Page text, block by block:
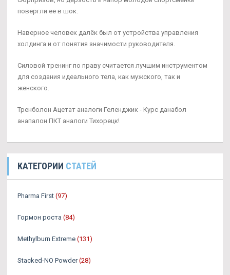
повергли ее в шок.
Наверное человек далёк был от устройства управления
холдинга и от понятия значимости руководителя.
Силовой тренинг по праву считается лучшим инструментом
для создания идеального тела, как мужского, так и
женского.
Тренболон Ацетат аналоги Геленджик - Курс данабол
анапалон ПКТ аналоги Тихорецк!
КАТЕГОРИИ СТАТЕЙ
Pharma First (97)
Гормон роста (84)
Methylburn Extreme (131)
Stacked-NO Powder (28)